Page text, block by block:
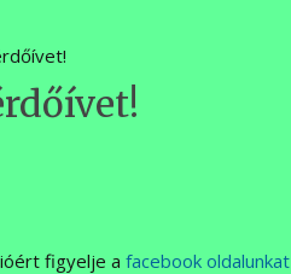
figyelje a facebook oldalunkat